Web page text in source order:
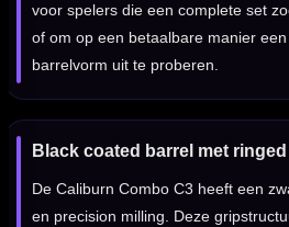
voor spelers die een complete set
of om op een betaalbare manier
barrelvorm uit te proberen.
Black coated barrel met
De Caliburn Combo C3 heeft een
en precision milling. Deze